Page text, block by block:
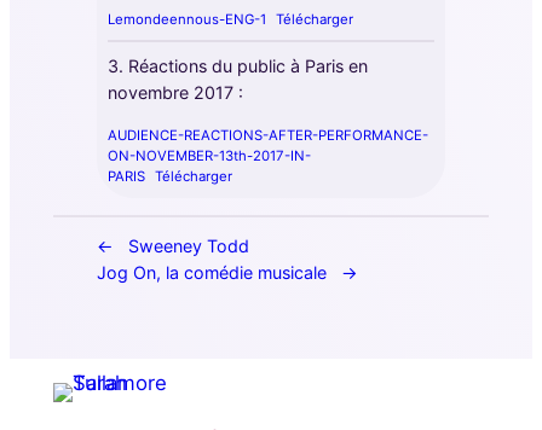
Lemondeennous-ENG-1 Télécharger
3. Réactions du public à Paris en
novembre 2017 :
AUDIENCE-REACTIONS-AFTER-PERFORMANCE-
ON-NOVEMBER-13th-2017-IN-
PARIS
Télécharger
Sweeney Todd
Jog On, la comédie musicale